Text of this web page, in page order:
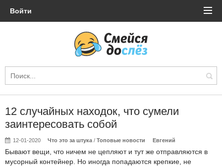
Войти
12 случайных находок, что сумели
заинтересовать собой
12-01-2020 Что это за штука /Топовые новости Евгений
Бывают вещи, что ничем не цепляют и тут же отправляются в
мусорный контейнер. Но иногда попадаются крепкие, не